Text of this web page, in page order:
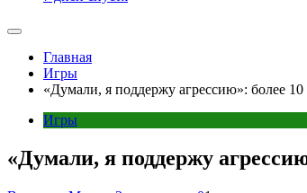
Главная
Игры
«Думали, я поддержу агрессию»: более
Игры
«Думали, я поддержу